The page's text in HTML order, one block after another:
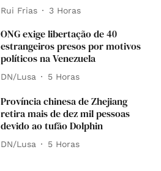
Rui Frias 3 Horas
ONG exige libertação de 40
estrangeiros presos por motivos
políticos na Venezuela
DN/Lusa 5 Horas
Província chinesa de Zhejiang
retira mais de dez mil pessoas
devido ao tufão Dolphin
DN/Lusa 5 Horas